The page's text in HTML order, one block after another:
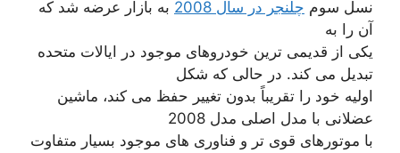
نسل سوم چلنجر در سال 2008
به بازار عرضه شد که
آن را به
یکی از قدیمی ترین خودروهای موجود در ایالات متحده
تبدیل می کند. در حالی که شکل
اولیه خود را تقریباً بدون تغییر حفظ می کند، ماشین
عضلانی با مدل اصلی مدل 2008
با موتورهای قوی تر و فناوری های موجود بسیار متفاوت